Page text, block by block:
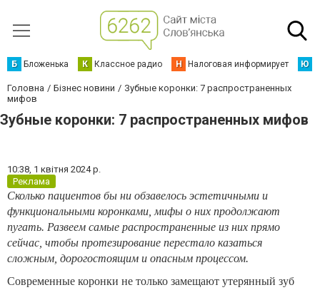
Б Бложенька К Классное радио Н Налоговая информирует Ю
Головна Бізнес новини
Зубные коронки: 7 распространенных
мифов
Зубные коронки: 7 распространенных мифов
10:38, 1 квітня 2024 р.
Реклама
Сколько пациентов бы ни обзавелось эстетичными и
функциональными коронками, мифы о них продолжают
пугать. Развеем самые распространенные из них прямо
сейчас, чтобы протезирование перестало казаться
сложным, дорогостоящим и опасным процессом.
Современные коронки не только замещают утерянный зуб